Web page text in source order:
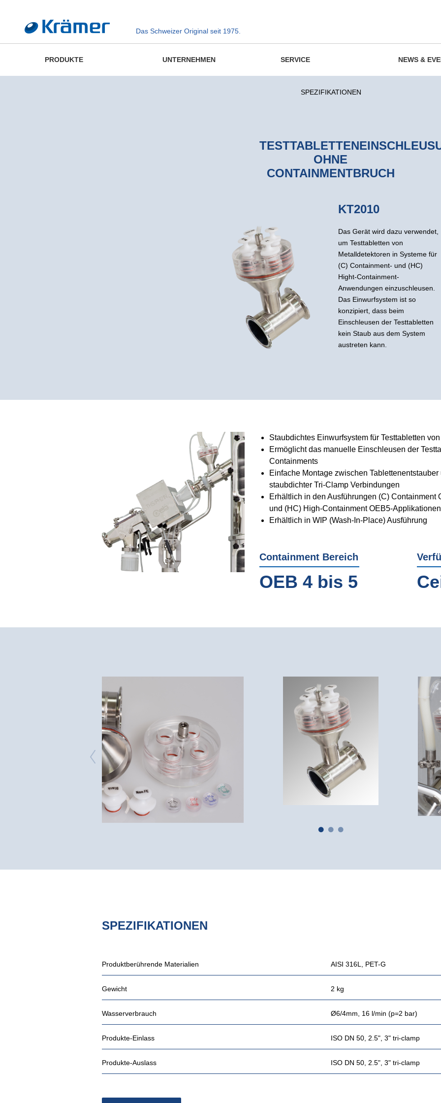
Das Schweizer Original seit 1975.
PRODUKTE UNTERNEHMEN SERVICE NEWS &
SPEZIFIKATIONEN
OHNE
CONTAINMENTBRUCH
KT2010
Das Gerät wird dazu verwendet,
um Testtabletten von
Metalldetektoren in Systeme für
(C) Containment- und (HC)
Hight-Containment-
Anwendungen einzuschleusen.
Das Einwurfsystem ist so
konzipiert, dass beim
Einschleusen der Testtabletten
kein Staub aus dem System
austreten kann.
Staubdichtes Einwurfsystem für Testtabletten
Ermöglicht das manuelle Einschleusen der
Containments
Einfache Montage zwischen
staubdichter Tri-Clamp Verbindungen
Erhältlich in den Ausführungen (C) Containment
und (HC) High-Containment OEB5-
Erhältlich in WIP (Wash-In-Place) Ausführung
Containment Bereich
SPEZIFIKATIONEN
Produktberührende Materialien AISI 316L, PET-G
Gewicht 2 kg
Wasserverbrauch Ø6/4mm, 16 l/min (p=2 bar)
Produkte-Einlass ISO DN 50, 2.5", 3" tri-clamp
Produkte-Auslass ISO DN 50, 2.5", 3" tri-clamp